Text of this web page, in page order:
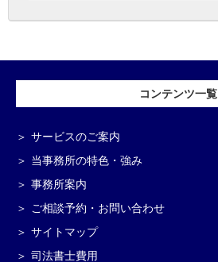
コンテンツ一覧
サービスのご案内
当事務所の特色・強み
事務所案内
ご相談予約・お問い合わせ
サイトマップ
司法書士費用